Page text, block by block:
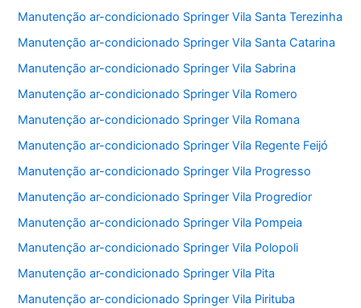
Manutenção ar-condicionado Springer Vila Santa Terezinha
Manutenção ar-condicionado Springer Vila Santa Catarina
Manutenção ar-condicionado Springer Vila Sabrina
Manutenção ar-condicionado Springer Vila Romero
Manutenção ar-condicionado Springer Vila Romana
Manutenção ar-condicionado Springer Vila Regente Feijó
Manutenção ar-condicionado Springer Vila Progresso
Manutenção ar-condicionado Springer Vila Progredior
Manutenção ar-condicionado Springer Vila Pompeia
Manutenção ar-condicionado Springer Vila Polopoli
Manutenção ar-condicionado Springer Vila Pita
Manutenção ar-condicionado Springer Vila Pirituba